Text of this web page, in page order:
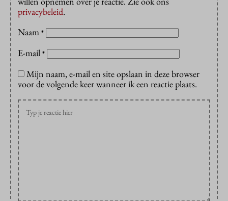
privacybeleid.
Naam *
E-mail *
Mijn naam, e-mail en site opslaan in deze browser
voor de volgende keer wanneer ik een reactie plaats.